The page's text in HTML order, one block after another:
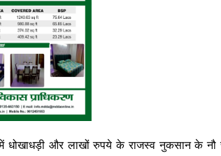
में धोखाधड़ी और लाखों रुपये के राजस्व नुकसान के नौ